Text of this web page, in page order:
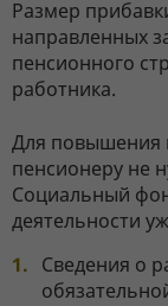
Размер
направленных
пенсионного
работника.
Для повышения
пенсионеру не
Социальный
деятельности
Сведения о